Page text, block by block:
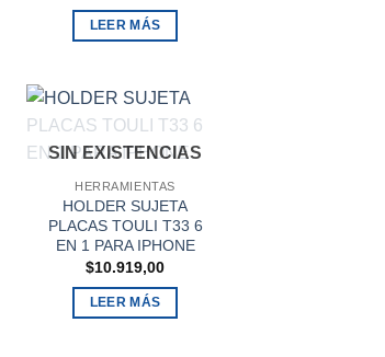
LEER MÁS
SIN EXISTENCIAS
HERRAMIENTAS
HOLDER SUJETA
PLACAS TOULI T33 6
EN 1 PARA IPHONE
$10.919,00
LEER MÁS